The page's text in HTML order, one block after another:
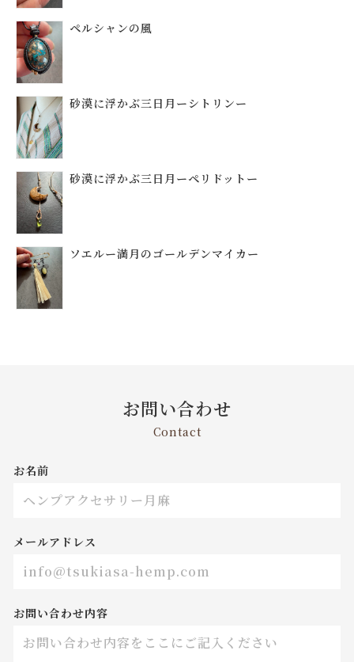
ペルシャンの風
砂漠に浮かぶ三日月ーシトリンー
砂漠に浮かぶ三日月ーペリドットー
ソエルー満月のゴールデンマイカー
お問い合わせ
Contact
お名前
メールアドレス
お問い合わせ内容